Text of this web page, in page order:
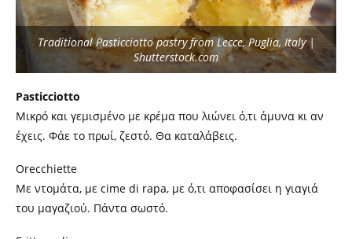
Traditional Pasticciotto pastry from Lecce, Puglia, Italy |
Shutterstock.com
Pasticciotto
Μικρό και γεμισμένο με κρέμα που λιώνει ό,τι άμυνα κι αν
έχεις. Φάε το πρωί, ζεστό. Θα καταλάβεις.
Orecchiette
Με ντομάτα, με cime di rapa, με ό,τι αποφασίσει η γιαγιά
του μαγαζιού. Πάντα σωστό.